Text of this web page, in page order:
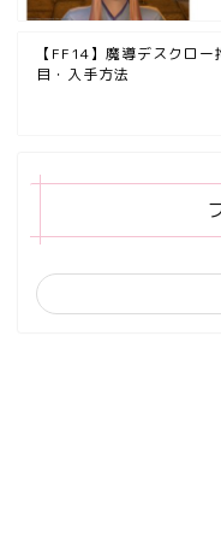
【FF14】魔導デスクロー
目・入手方法